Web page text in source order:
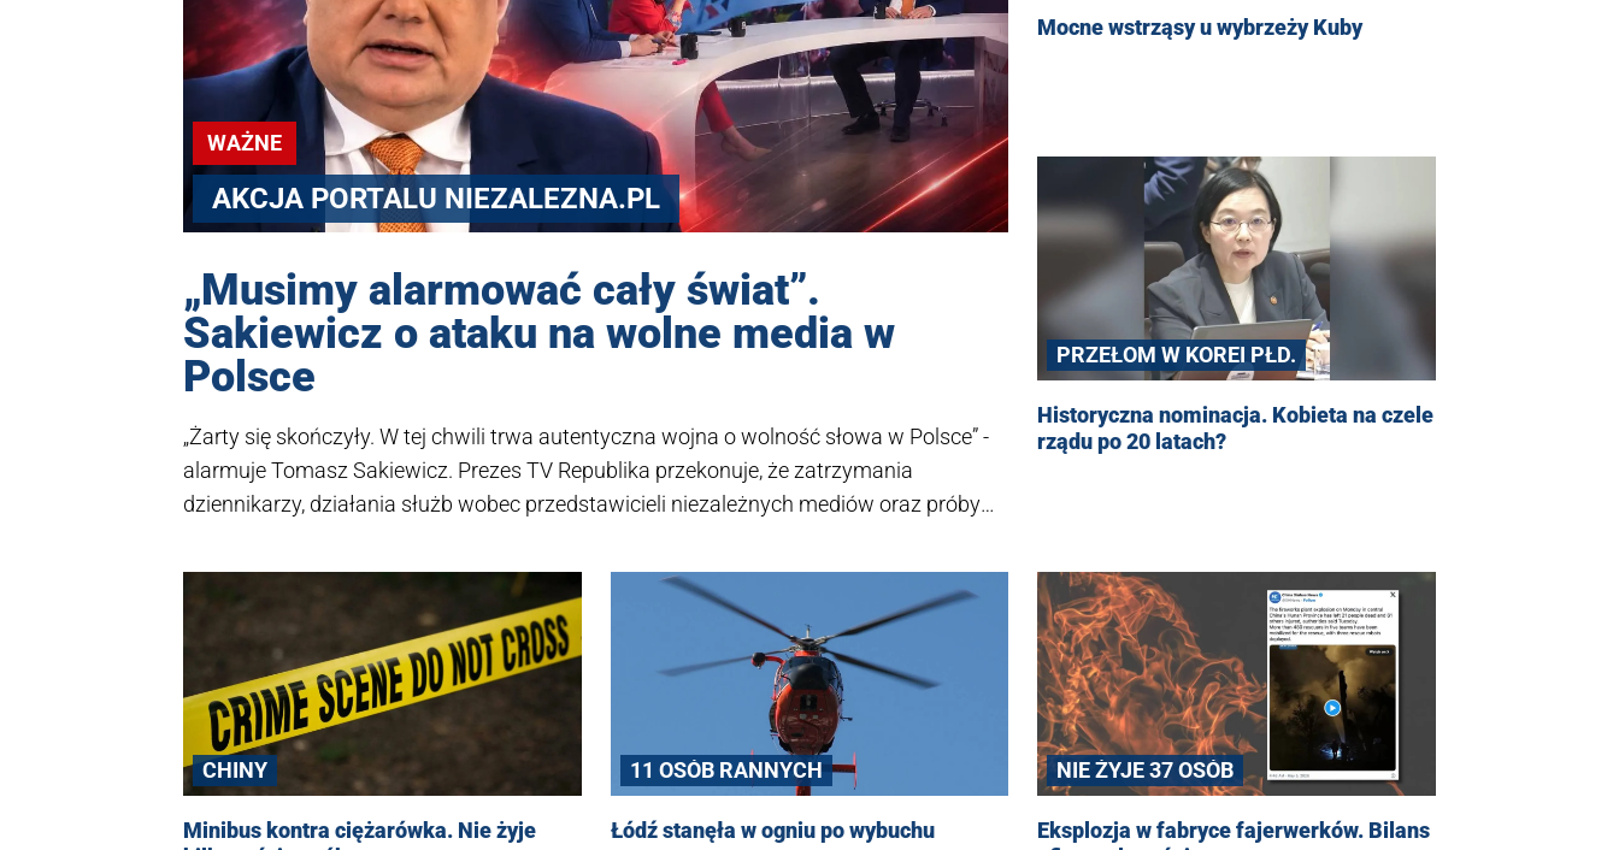
WAŻNE
AKCJA PORTALU NIEZALEZNA.PL
„Musimy alarmować cały świat”.
Sakiewicz o ataku na wolne media w
Polsce
„Żarty się skończyły. W tej chwili trwa autentyczna wojna o wolność słowa w Polsce” -
alarmuje Tomasz Sakiewicz. Prezes TV Republika przekonuje, że zatrzymania
dziennikarzy, działania służb wobec przedstawicieli niezależnych mediów oraz próby
wymaga reakcji nie tylko w kraju, ale i na arenie międzynarodowej. Wezwał do licznego
udziału w akcji Niezalezna.pl - szczegóły poniżej.
Mocne wstrząsy u wybrzeży Kuby
PRZEŁOM W KOREI PŁD.
Historyczna nominacja. Kobieta na czele
rządu po 20 latach?
CHINY
Minibus kontra ciężarówka. Nie żyje
11 OSÓB RANNYCH
Łódź stanęła w ogniu po wybuchu
NIE ŻYJE 37 OSÓB
Eksplozja w fabryce fajerwerków. Bilans